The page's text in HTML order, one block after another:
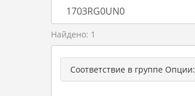
Найдено: 1
Соответствие в группе Опции: